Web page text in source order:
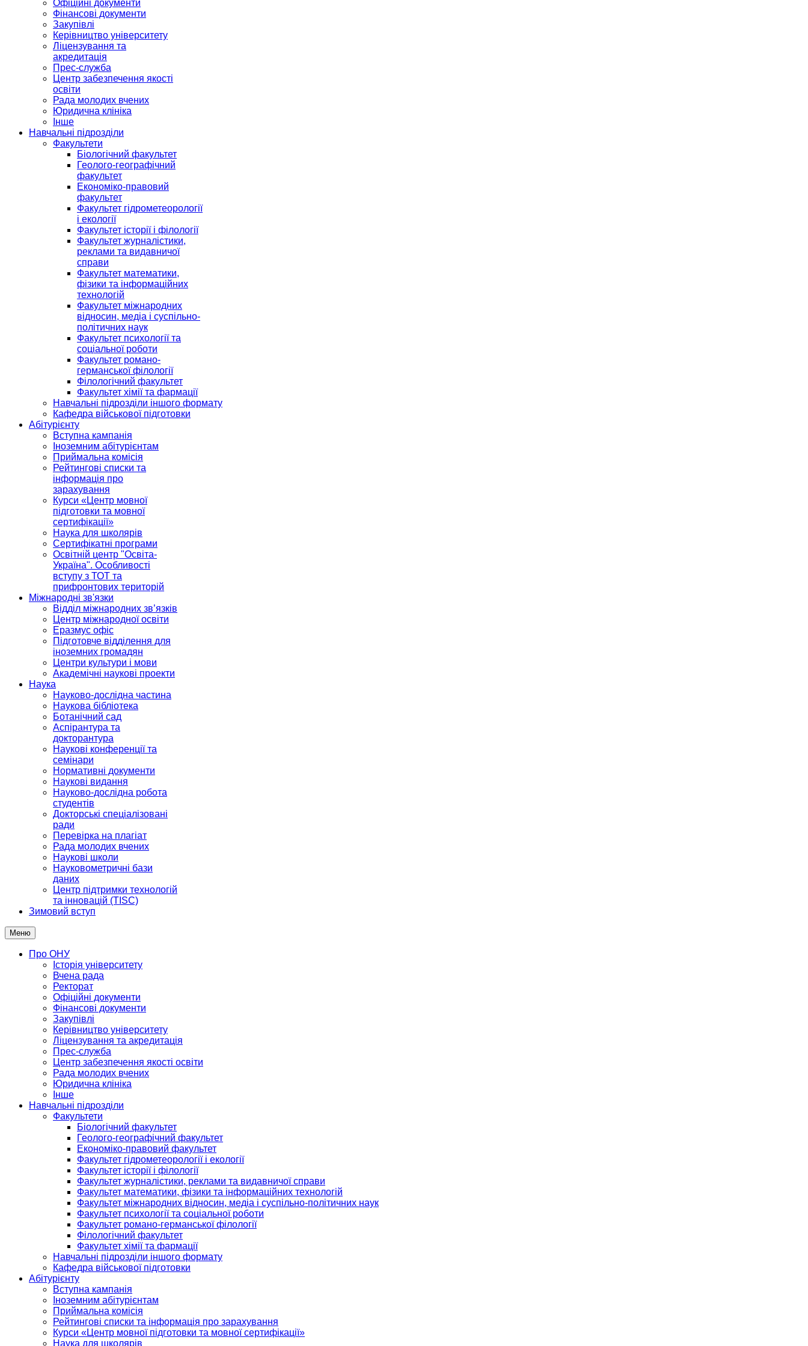
Офіційні документи
Фінансові документи
Закупівлі
Керівництво університету
Ліцензування та
акредитація
Прес-служба
Центр забезпечення якості
освіти
Рада молодих вчених
Юридична клініка
Інше
Навчальні підрозділи
Факультети
Біологічний факультет
Геолого-географічний
факультет
Економіко-правовий
факультет
Факультет гідрометеорології
і екології
Факультет історії і філології
Факультет журналістики,
реклами та видавничої
справи
Факультет математики,
фізики та інформаційних
технологій
Факультет міжнародних
відносин, медіа і суспільно-
політичних наук
Факультет психології та
соціальної роботи
Факультет романо-
германської філології
Філологічний факультет
Факультет хімії та фармації
Навчальні підрозділи іншого формату
Кафедра військової підготовки
Абітурієнту
Вступна кампанія
Іноземним абітурієнтам
Приймальна комісія
Рейтингові списки та
інформація про
зарахування
Курси «Центр мовної
підготовки та мовної
сертифікації»
Наука для школярів
Сертифікатні програми
Освітній центр "Освіта-
Україна". Особливості
вступу з ТОТ та
прифронтових територій
Міжнародні зв'язки
Відділ міжнародних зв’язків
Центр міжнародної освіти
Еразмус офіс
Підготовче відділення для
іноземних громадян
Центри культури і мови
Академічні наукові проекти
Наука
Науково-дослідна частина
Наукова бібліотека
Ботанічний сад
Аспірантура та
докторантура
Наукові конференції та
семінари
Нормативні документи
Наукові видання
Науково-дослідна робота
студентів
Докторські спеціалізовані
ради
Перевірка на плагіат
Рада молодих вчених
Наукові школи
Науковометричні бази
даних
Центр підтримки технологій
та інновацій (TISC)
Зимовий вступ
Меню
Про ОНУ
Історія університету
Вчена рада
Ректорат
Офіційні документи
Фінансові документи
Закупівлі
Керівництво університету
Ліцензування та акредитація
Прес-служба
Центр забезпечення якості освіти
Рада молодих вчених
Юридична клініка
Інше
Навчальні підрозділи
Факультети
Біологічний факультет
Геолого-географічний факультет
Економіко-правовий факультет
Факультет гідрометеорології і екології
Факультет історії і філології
Факультет журналістики, реклами та видавничої справи
Факультет математики, фізики та інформаційних технологій
Факультет міжнародних відносин, медіа і суспільно-політичних наук
Факультет психології та соціальної роботи
Факультет романо-германської філології
Філологічний факультет
Факультет хімії та фармації
Навчальні підрозділи іншого формату
Кафедра військової підготовки
Абітурієнту
Вступна кампанія
Іноземним абітурієнтам
Приймальна комісія
Рейтингові списки та інформація про зарахування
Курси «Центр мовної підготовки та мовної сертифікації»
Наука для школярів